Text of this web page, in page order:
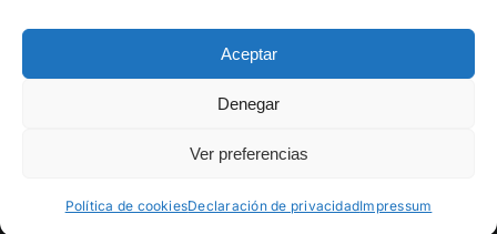
Aceptar
Denegar
Ver preferencias
Política de cookiesDeclaración de privacidadImpressum
Copyright 2012 - 2022 | Hecho con